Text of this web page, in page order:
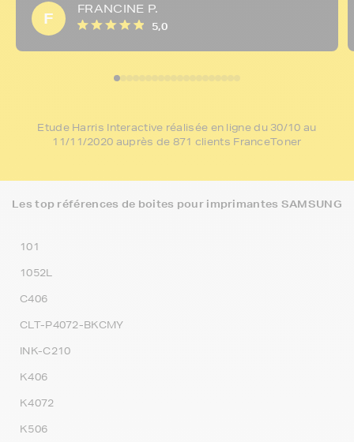
F
FRANCINE P.
5,0
Etude Harris Interactive réalisée en ligne du 30/10 au
11/11/2020 auprès de 871 clients FranceToner
Les top références de boites pour imprimantes SAMSUNG
101
1052L
C406
CLT-P4072-BKCMY
INK-C210
K406
K4072
K506